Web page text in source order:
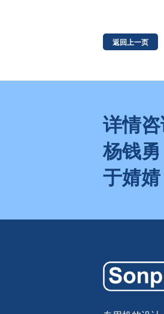
返回上一页
详情
杨钱勇
于婧婧